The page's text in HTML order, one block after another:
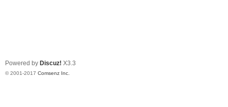
Powered by Discuz! X3.3
© 2001-2017 Comsenz Inc.